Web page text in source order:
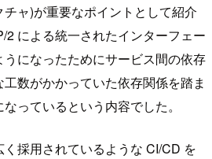
ャ)が重要なポイントとして紹介
2 による統一されたインターフェー
になったためにサービス間の依存
数がかかっていた依存関係を踏ま
っているという内容でした。
採用されているような CI/CD を